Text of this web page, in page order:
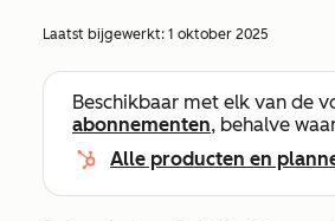
Laatst bijgewerkt: 1 oktober 2025
Beschikbaar met elk van de
abonnementen, behalve
Alle producten en